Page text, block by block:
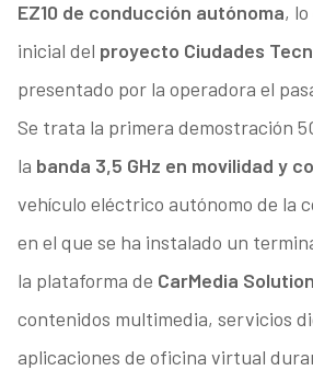
EZ10 de conducción autónoma,
inicial del proyecto Ciudades
presentado por la operadora el
Se trata la primera demostración
la banda 3,5 GHz en movilidad y
vehículo eléctrico autónomo de la
en el que se ha instalado un
la plataforma de CarMedia
contenidos multimedia, servicios
aplicaciones de oficina virtual